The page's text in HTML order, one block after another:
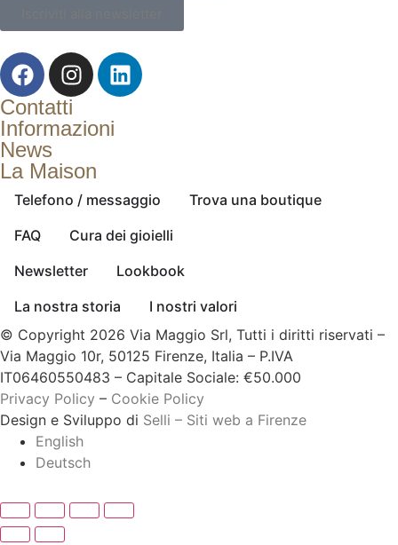
Contatti
Informazioni
News
La Maison
Telefono / messaggio
Trova una boutique
FAQ
Cura dei gioielli
Newsletter
Lookbook
La nostra storia
I nostri valori
© Copyright 2026 Via Maggio Srl, Tutti i diritti riservati –
Via Maggio 10r, 50125 Firenze, Italia – P.IVA
IT06460550483 – Capitale Sociale: €50.000
Privacy Policy – Cookie Policy
Design e Sviluppo di Selli – Siti web a Firenze
English
Deutsch